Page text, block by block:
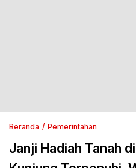
Beranda Pemerintahan
Janji Hadiah Tanah